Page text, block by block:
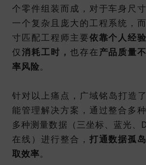
个零件组装而成，对于车身尺
一个复杂且庞大的工程系统，
寸匹配工程师主要依靠个人经
仅 消耗工时， 也存在产品质量
率风险。
针对以上痛点，广域铭岛打造
能管理解决方案，通过整合多
多种测量数据（三坐标、蓝光、
在线）进行整合， 打通数据孤岛
取效率。